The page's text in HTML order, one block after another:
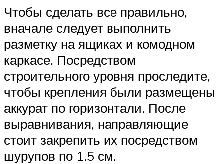
Чтобы сделать все правильно,
вначале следует выполнить
разметку на ящиках и комодном
каркасе. Посредством
строительного уровня проследите,
чтобы крепления были размещены
аккурат по горизонтали. После
выравнивания, направляющие
стоит закрепить их посредством
шурупов по 1.5 см.